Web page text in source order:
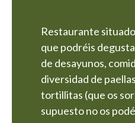
Restaurante
que podréis
de desayunos,
diversidad de
tortillitas (que os
supuesto no os